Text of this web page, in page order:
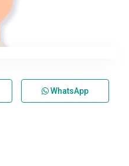
WhatsApp